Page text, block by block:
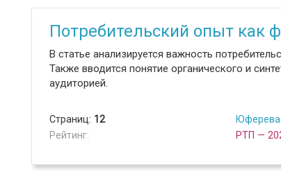
Потребительский опыт как
В статье анализируется важность
Также вводится понятие органического и
аудиторией.
Страниц: 12
Рейтинг:
Юферева
РТП —